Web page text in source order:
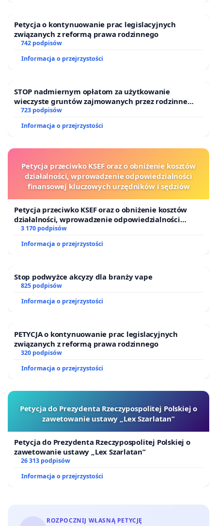
Petycja o kontynuowanie prac legislacyjnych
związanych z reformą prawa rodzinnego
742 podpisów
Informacja o przejrzystości
STOP nadmiernym opłatom za użytkowanie
wieczyste gruntów zajmowanych przez rodzinne
ogrody działkowe.
723 podpisów
Informacja o przejrzystości
Petycja przeciwko KSEF oraz o obniżenie kosztów
działalności, wprowadzenie odpowiedzialności
finansowej kluczowych urzędników i sędziów
Petycja przeciwko KSEF oraz o obniżenie kosztów
działalności, wprowadzenie odpowiedzialności
finansowej kluczowych urzędników i sędziów
3 170 podpisów
Informacja o przejrzystości
Stop podwyżce akcyzy dla branży vape
825 podpisów
Informacja o przejrzystości
PETYCJA o kontynuowanie prac legislacyjnych
związanych z reformą prawa rodzinnego
320 podpisów
Informacja o przejrzystości
Petycja do Prezydenta Rzeczypospolitej Polskiej o
zawetowanie ustawy „Lex Szarlatan”
Petycja do Prezydenta Rzeczypospolitej Polskiej o
zawetowanie ustawy „Lex Szarlatan”
26 313 podpisów
Informacja o przejrzystości
ROZPOCZNIJ WŁASNĄ PETYCJĘ